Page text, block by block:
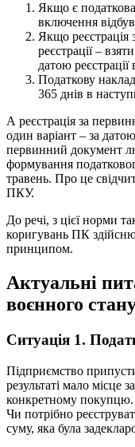
Якщо є
включення
Якщо реєстрація
реєстрації –
датою
Податкову
365 днів в
А реєстрація за
один варіант – за
первинний документ
формування
травень. Про це
ПКУ.
До речі, з цієї норми
коригувань ПК
принципом.
Актуальні
воєнного
Ситуація 1.
Підприємство
результаті мало місце
конкретному
Чи потрібно
суму, яка була